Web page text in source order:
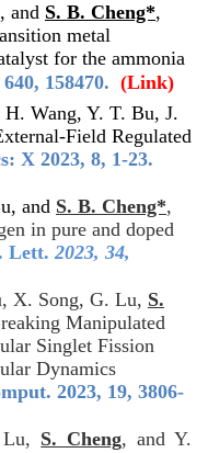
and S. B. Cheng*,
metal
for the ammonia
640, 158470. (Link)
H. Wang, Y. T. Bu, J.
Field Regulated
X 2023, 8, 1-23.
and S. B. Cheng*,
in pure and doped
Lett. 2023, 34,
X. Song, G. Lu, S.
Manipulated
Singlet Fission
Dynamics
2023, 19, 3806-
S. Cheng, and Y.